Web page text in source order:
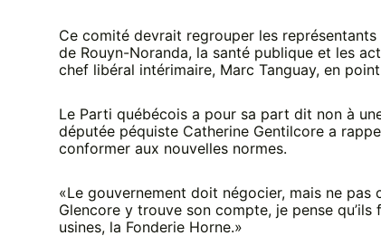
Ce comité devrait regrouper les
de Rouyn-Noranda, la santé publique et les
chef libéral intérimaire, Marc Tanguay, en
Le Parti québécois a pour sa part dit non à
députée péquiste Catherine Gentilcore a
conformer aux nouvelles normes.
«Le gouvernement doit négocier, mais ne
Glencore y trouve son compte, je pense
usines, la Fonderie Horne.»